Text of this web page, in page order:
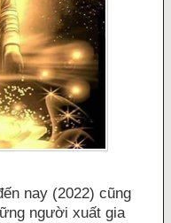
nay (2022) cũng
người xuất gia